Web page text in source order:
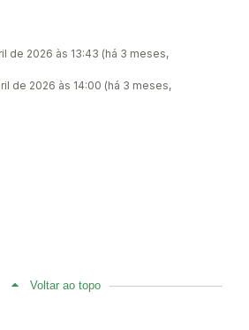
de 2026 às 13:43 (há 3 meses,
de 2026 às 14:00 (há 3 meses,
Voltar ao topo